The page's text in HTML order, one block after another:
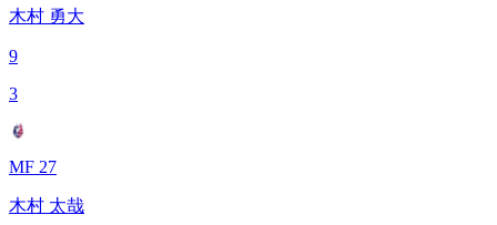
木村 勇大
9
3
MF 27
木村 太哉